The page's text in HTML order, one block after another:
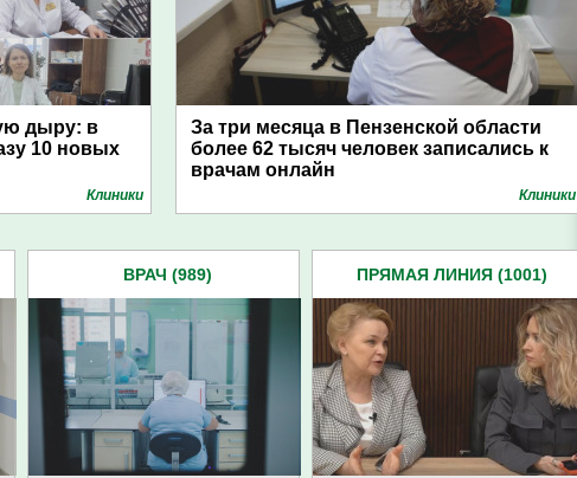
дыру: в
10 новых
Клиники
За три месяца в Пензенской области
более 62 тысяч человек записались к
врачам онлайн
Клиники
ВРАЧ (989) ПРЯМАЯ ЛИНИЯ (1001)